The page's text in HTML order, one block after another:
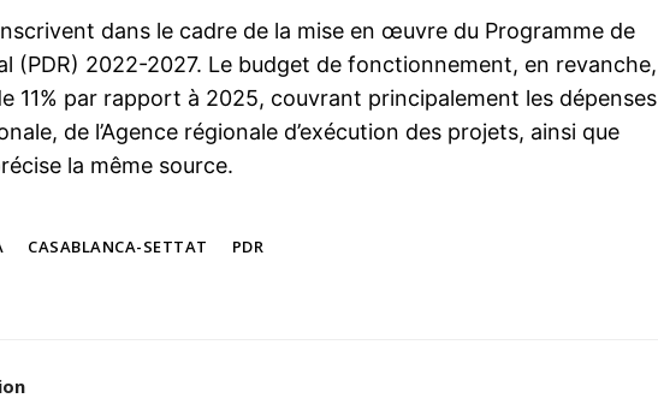
dans le cadre de la mise en œuvre du Programme de
(PDR) 2022-2027. Le budget de fonctionnement, en revanche,
11% par rapport à 2025, couvrant principalement les dépenses
de l’Agence régionale d’exécution des projets, ainsi que
la même source.
CASABLANCA-SETTAT PDR